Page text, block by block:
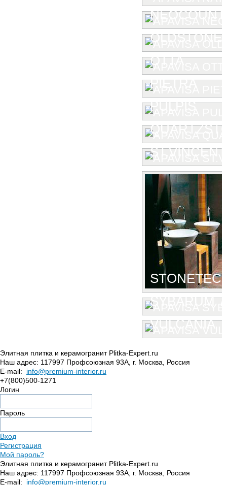
OLDSTONE
OTTA
PIETRA
PULPIS
ST.VINCENT
SYBARUM
VULCANIA
Элитная плитка и керамогранит Plitka-Expert.ru
Наш адрес: 117997 Профсоюзная 93А, г. Москва, Россия
E-mail:
info@premium-interior.ru
+7(800)500-1271
Логин
Пароль
Вход
Регистрация
Мой пароль?
Элитная плитка и керамогранит Plitka-Expert.ru
Наш адрес: 117997 Профсоюзная 93А, г. Москва, Россия
E-mail:
info@premium-interior.ru